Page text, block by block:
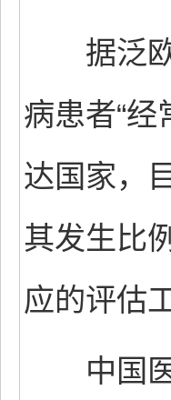
据泛欧
病患者“经
达国家，
其发生比
应的评估
中国医